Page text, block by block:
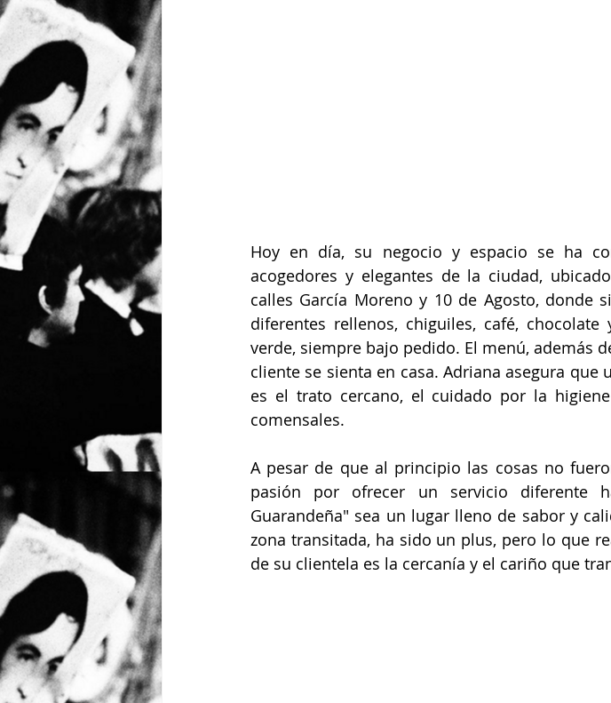
Hoy en día, su negocio y espacio se ha
acogedores y elegantes de la ciudad,
calles García Moreno y 10 de Agosto, donde
diferentes rellenos, chiguiles, café,
verde, siempre bajo pedido. El menú, además
cliente se sienta en casa. Adriana asegura
es el trato cercano, el cuidado por la
comensales.
A pesar de que al principio las cosas no
pasión por ofrecer un servicio diferente
Guarandeña" sea un lugar lleno de sabor y
zona transitada, ha sido un plus, pero lo que
de su clientela es la cercanía y el cariño que